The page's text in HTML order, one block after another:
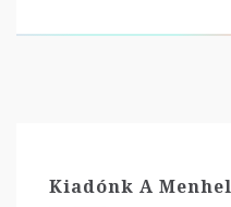
Kiadónk A